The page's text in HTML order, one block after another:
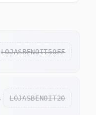
LOJASBENOIT5OFF
LOJASBENOIT20